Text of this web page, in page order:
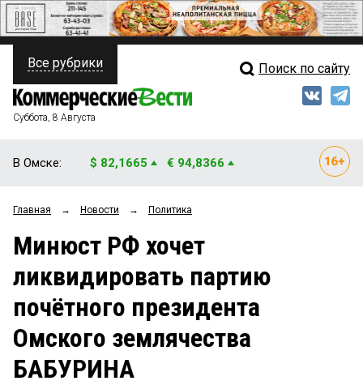
ПОЛИТИКА
ФИНАНСЫ
ОБЩЕСТВО
ЗАКОН
НОВОСТИ КОМПАНИЙ
СТИЛЬ ЖИЗНИ
Свежий выпуск
Блоги
Архив
Все рубрики Поиск по сайту
Суббота, 8 Августа
В Омске: $ 82,1665 € 94,8366
Главная → Новости → Политика
Минюст РФ хочет
ликвидировать партию
почётного президента
Омского землячества
БАБУРИНА